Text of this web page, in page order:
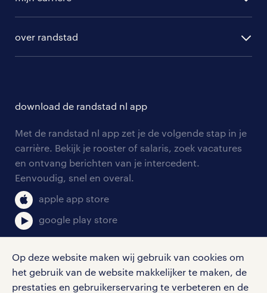
Op deze website maken wij gebruik van cookies om
het gebruik van de website makkelijker te maken, de
prestaties en gebruikerservaring te verbeteren en de
randstad digital
hr-diensten
branches
tarieven
personeel gezocht
aanmelden nieuwsbrief
solliciteren
blogs en artikelen
salarischecker
bruto-netto calculator
over randstad
onze vestigingen
pers
klachten en misstanden
download de randstad nl app
Met de randstad nl app zet je de volgende stap in je
carrière. Bekijk je rooster of salaris, zoek vacatures
en ontvang berichten van je intercedent.
Eenvoudig, snel en overal.
apple app store
google play store
social media